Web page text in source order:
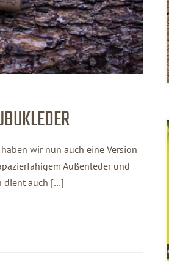
wir nun auch eine Version
Außenleder und
dient auch […]